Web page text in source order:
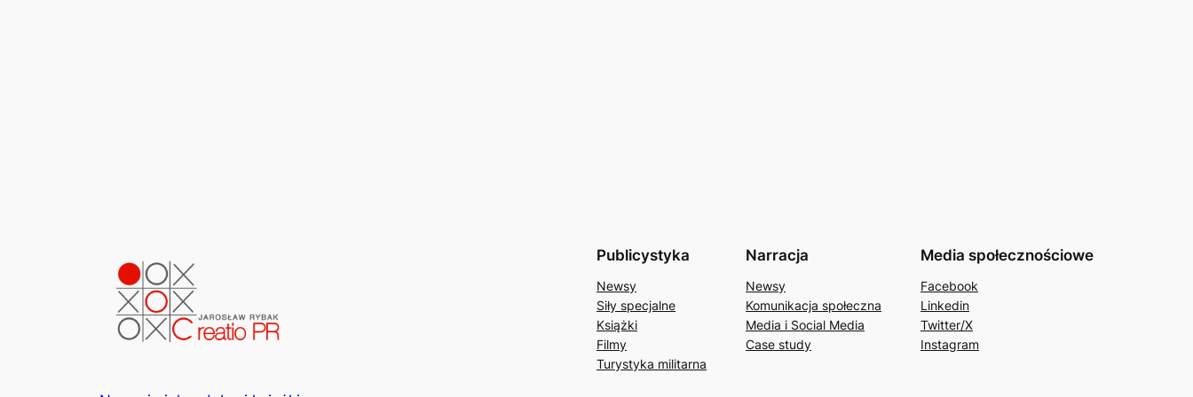
Publicystyka
Newsy
Siły specjalne
Książki
Filmy
Turystyka militarna
Narracja
Newsy
Komunikacja społeczna
Media i Social Media
Case study
Media społecznościowe
Facebook
Linkedin
Twitter/X
Instagram